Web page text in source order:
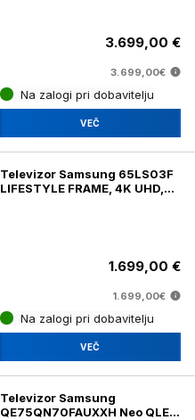
3.699,00 €
3.699,00€
Na zalogi pri dobavitelju
VEČ
Televizor Samsung 65LS03F
LIFESTYLE FRAME, 4K UHD,
1.699,00 €
1.699,00€
Na zalogi pri dobavitelju
VEČ
Televizor Samsung
QE75QN70FAUXXH Neo QLED